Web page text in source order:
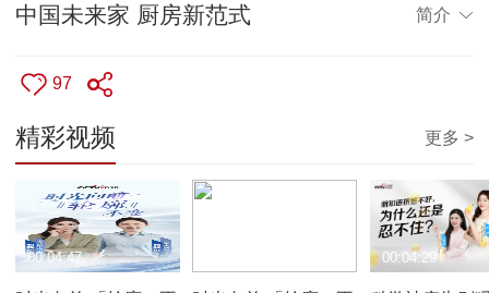
中国未来家 厨房新范式 简介
97
精彩视频 更多 >
00:04:47 00:04:29